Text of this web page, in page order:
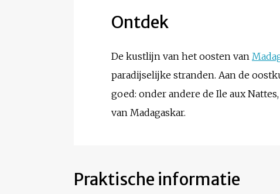
Ontdek
De kustlijn van het oosten van
paradijselijke stranden. Aan de
goed: onder andere de Ile aux
van Madagaskar.
Praktische informatie